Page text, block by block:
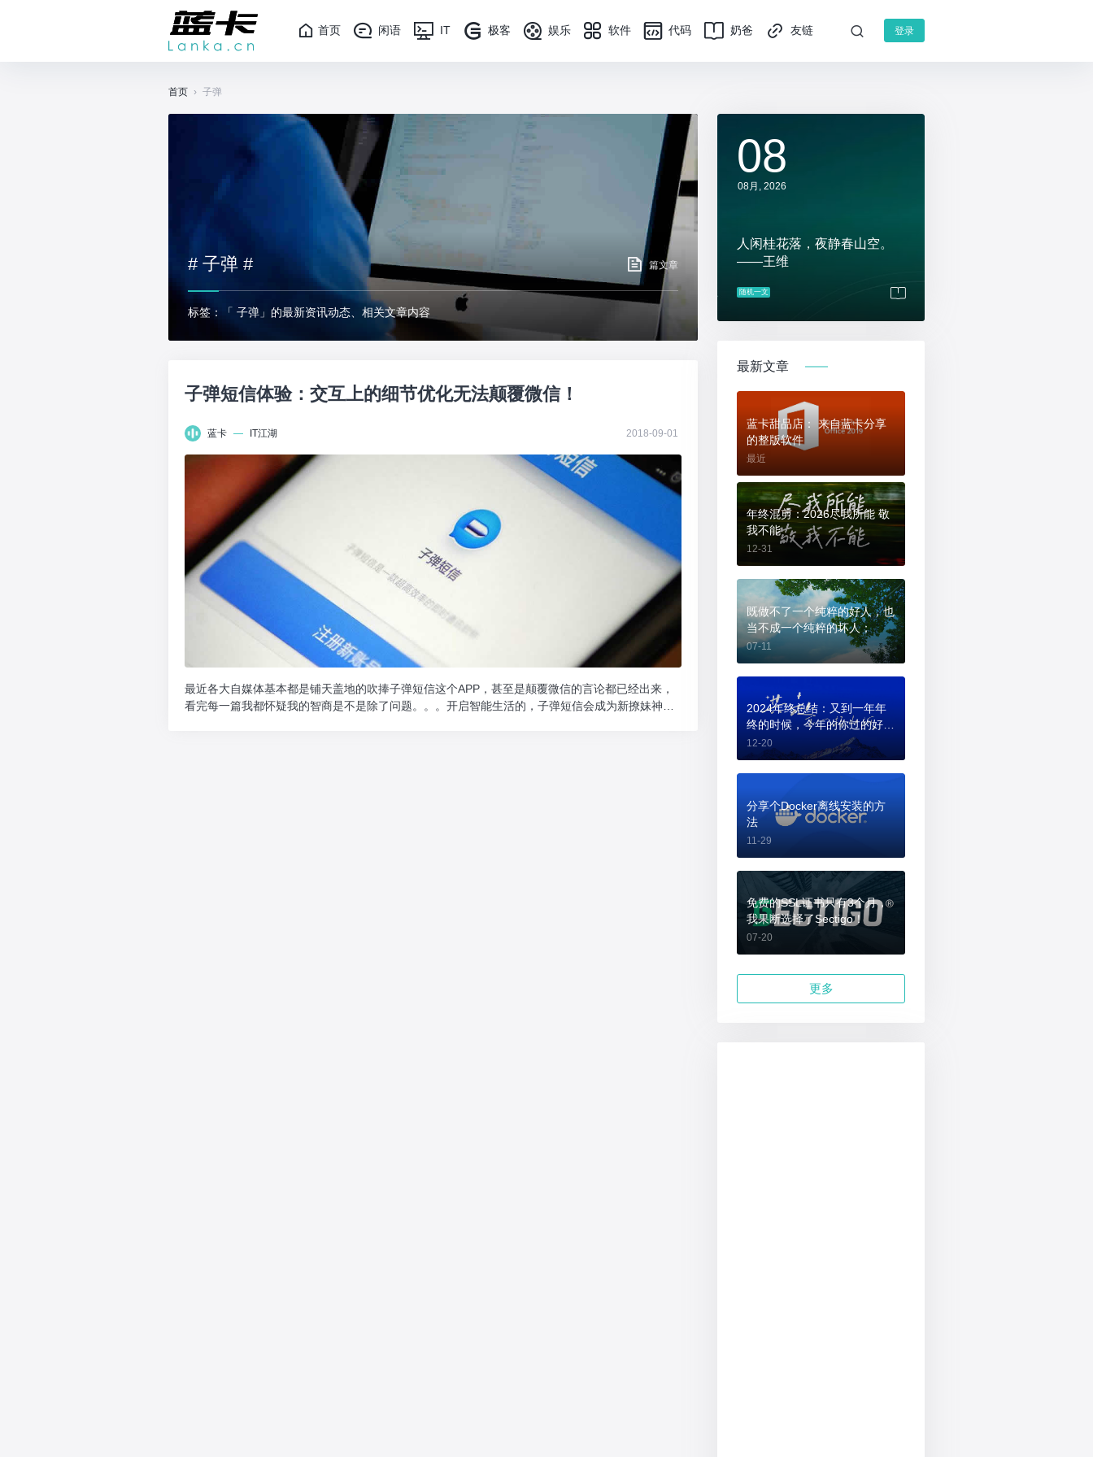
首页 闲语 IT 极客 娱乐 软件 代码 奶爸 友链 登录
首页 › 子弹
# 子弹 # 篇文章
标签：「 子弹」的最新资讯动态、相关文章内容
子弹短信体验：交互上的细节优化无法颠覆微信！
蓝卡 — IT江湖 2018-09-01
最近各大自媒体基本都是铺天盖地的吹捧子弹短信这个APP，甚至是颠覆微信的言论都已经出来，
看完每一篇我都怀疑我的智商是不是除了问题。。。开启智能生活的，子弹短信会成为新撩妹神器
08
08月, 2026
人闲桂花落，夜静春山空。
——王维
随机一文
最新文章
蓝卡甜品店： 来自蓝卡分享
的整版软件
最近
年终混剪：2026尽我所能 敬
我不能
12-31
既做不了一个纯粹的好人，也
当不成一个纯粹的坏人；
07-11
2024年终总结：又到一年年
终的时候，今年的你过的好
吗？
12-20
分享个Docker离线安装的方
法
11-29
免费的SSL证书只有3个月，
我果断选择了Sectigo！
07-20
更多